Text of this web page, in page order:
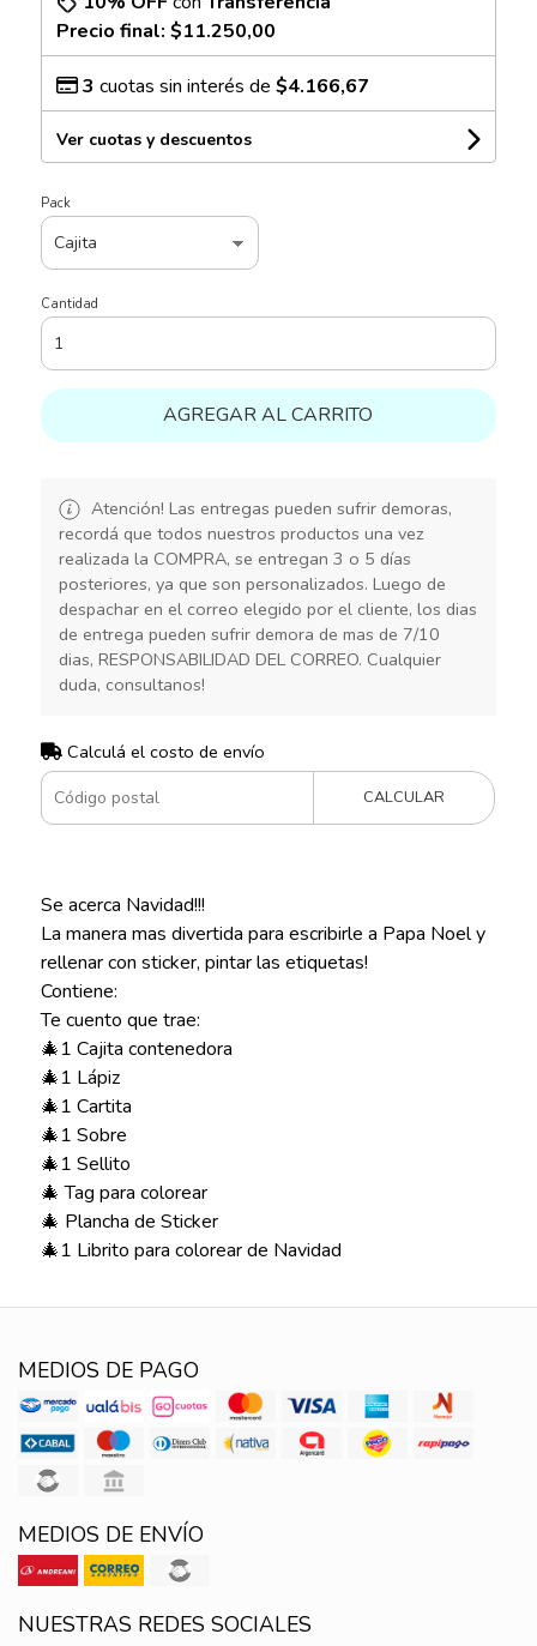
Precio final: $11.250,00
3 cuotas sin interés de $4.166,67
Ver cuotas y descuentos
Pack
Cantidad
AGREGAR AL CARRITO
Atención! Las entregas pueden sufrir demoras,
recordá que todos nuestros productos una vez
realizada la COMPRA, se entregan 3 o 5 días
posteriores, ya que son personalizados. Luego de
despachar en el correo elegido por el cliente, los dias
de entrega pueden sufrir demora de mas de 7/10
dias, RESPONSABILIDAD DEL CORREO. Cualquier
duda, consultanos!
Calculá el costo de envío
CALCULAR
Se acerca Navidad!!!
La manera mas divertida para escribirle a Papa Noel y
rellenar con sticker, pintar las etiquetas!
Contiene:
Te cuento que trae:
🎄1 Cajita contenedora
🎄1 Lápiz
🎄1 Cartita
🎄1 Sobre
🎄1 Sellito
🎄 Tag para colorear
🎄 Plancha de Sticker
🎄1 Librito para colorear de Navidad
MEDIOS DE PAGO
MEDIOS DE ENVÍO
NUESTRAS REDES SOCIALES